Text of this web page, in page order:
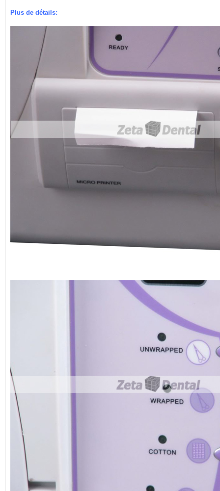
Plus de détails: